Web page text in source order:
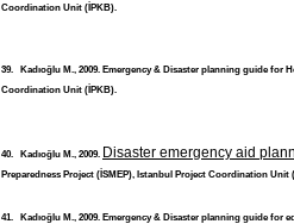
Coordination Unit (İPKB).
39. Kadıoğlu M., 2009. Emergency & Disaster planning guide for
Coordination Unit (İPKB).
40. Kadıoğlu M., 2009. Disaster emergency aid
Preparedness Project (İSMEP), Istanbul Project Coordination Unit
41. Kadıoğlu M., 2009. Emergency & Disaster planning guide